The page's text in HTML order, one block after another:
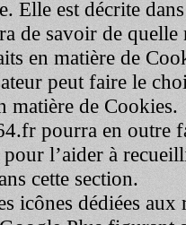
Elle est décrite
de savoir de quelle
en matière de
peut faire le
matière de Cookies.
pourra en outre
pour l’aider à
cette section.
icônes dédiées aux